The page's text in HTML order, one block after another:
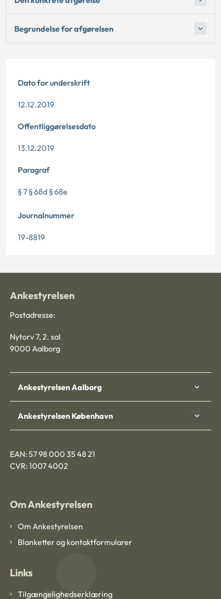
Begrundelse for afgørelsen
Dato for underskrift
12.12.2019
Offentliggørelsesdato
13.12.2019
Paragraf
§ 7 § 68d § 68e
Journalnummer
19-8819
Ankestyrelsen
Postadresse:
Nytorv 7, 2. sal
9000 Aalborg
Ankestyrelsen Aalborg
Ankestyrelsen København
EAN: 57 98 000 35 48 21
CVR: 1007 4002
Om Ankestyrelsen
Om Ankestyrelsen
Blanketter og kontaktformularer
Links
Tilgængelighedserklæring